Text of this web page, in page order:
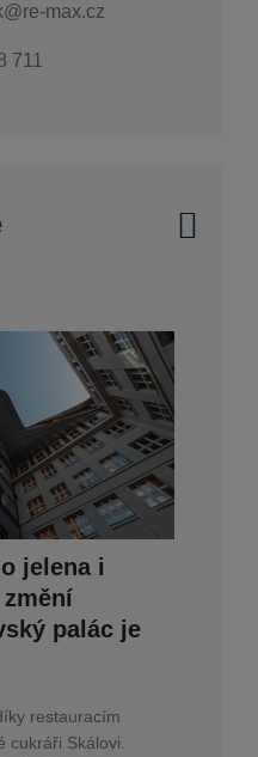
max.cz
711
jelena i
palác je
restauracím
cukráři Skálovi.